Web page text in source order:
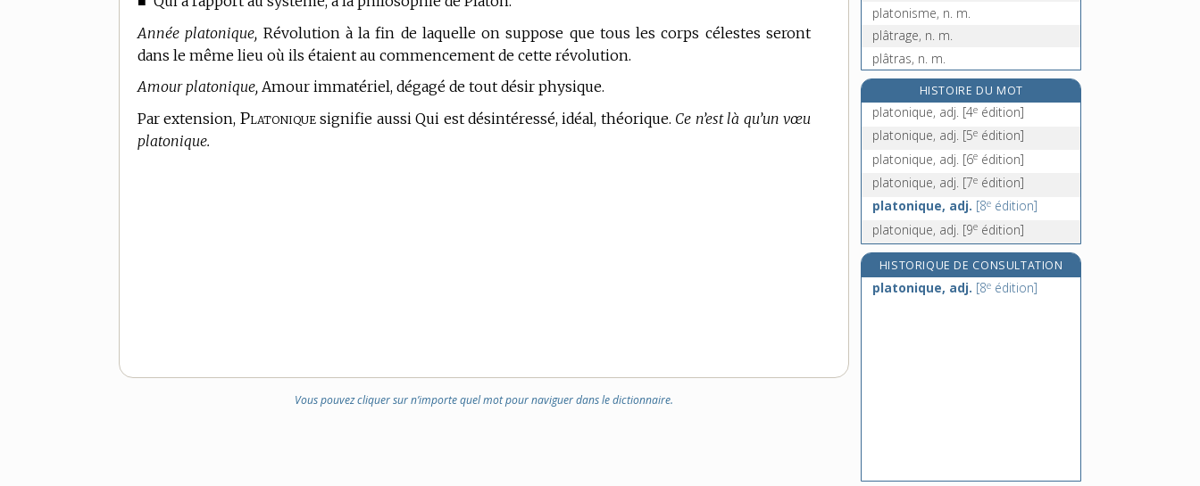
Année platonique, Révolution à la fin de laquelle on suppose que tous les corps célestes seront
dans le même lieu où ils étaient au commencement de cette révolution.
Amour platonique, Amour immatériel, dégagé de tout désir physique.
Par extension, Platoniquesignifie aussi Qui est désintéressé, idéal, théorique. Ce n’est là qu’un vœu
platonique.
Vous pouvez cliquer sur n’importe quel mot pour naviguer dans le dictionnaire.
platonisme, n. m.
plâtrage, n. m.
plâtras, n. m.
plâtre, n. m.
plâtrer, v. tr.
plâtreux, -euse, adj.
plâtrier, -ière, n.
HISTOIRE DU MOT
platonique, adj. [4e édition]
platonique, adj. [5e édition]
platonique, adj. [6e édition]
platonique, adj. [7e édition]
platonique, adj. [8e édition]
platonique, adj. [9e édition]
HISTORIQUE DE CONSULTATION
platonique, adj. [8e édition]